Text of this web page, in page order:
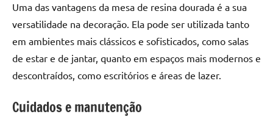
peças
únicas.
Nosso
conteúdo
é
em
apresentar
Uma das vantagens da mesa de resina dourada é a sua
versatilidade na decoração. Ela pode ser utilizada tanto
em ambientes mais clássicos e sofisticados, como salas
de estar e de jantar, quanto em espaços mais modernos e
descontraídos, como escritórios e áreas de lazer.
Cuidados e manutenção